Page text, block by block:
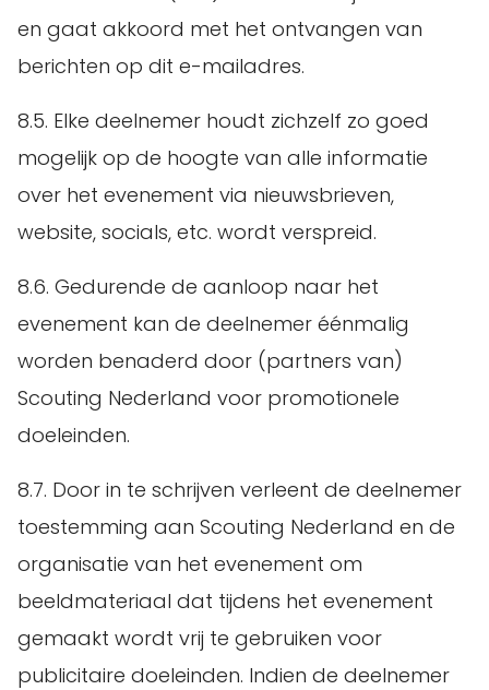
en gaat akkoord met het ontvangen van
berichten op dit e-mailadres.
8.5. Elke deelnemer houdt zichzelf zo goed
mogelijk op de hoogte van alle informatie
over het evenement via nieuwsbrieven,
website, socials, etc. wordt verspreid.
8.6. Gedurende de aanloop naar het
evenement kan de deelnemer éénmalig
worden benaderd door (partners van)
Scouting Nederland voor promotionele
doeleinden.
8.7. Door in te schrijven verleent de deelnemer
toestemming aan Scouting Nederland en de
organisatie van het evenement om
beeldmateriaal dat tijdens het evenement
gemaakt wordt vrij te gebruiken voor
publicitaire doeleinden. Indien de deelnemer